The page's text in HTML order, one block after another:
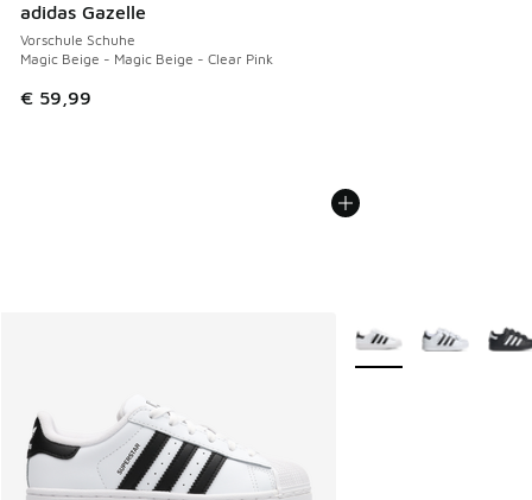
adidas Gazelle
Vorschule Schuhe
Magic Beige - Magic Beige - Clear Pink
€ 59,99
Weitere Farben